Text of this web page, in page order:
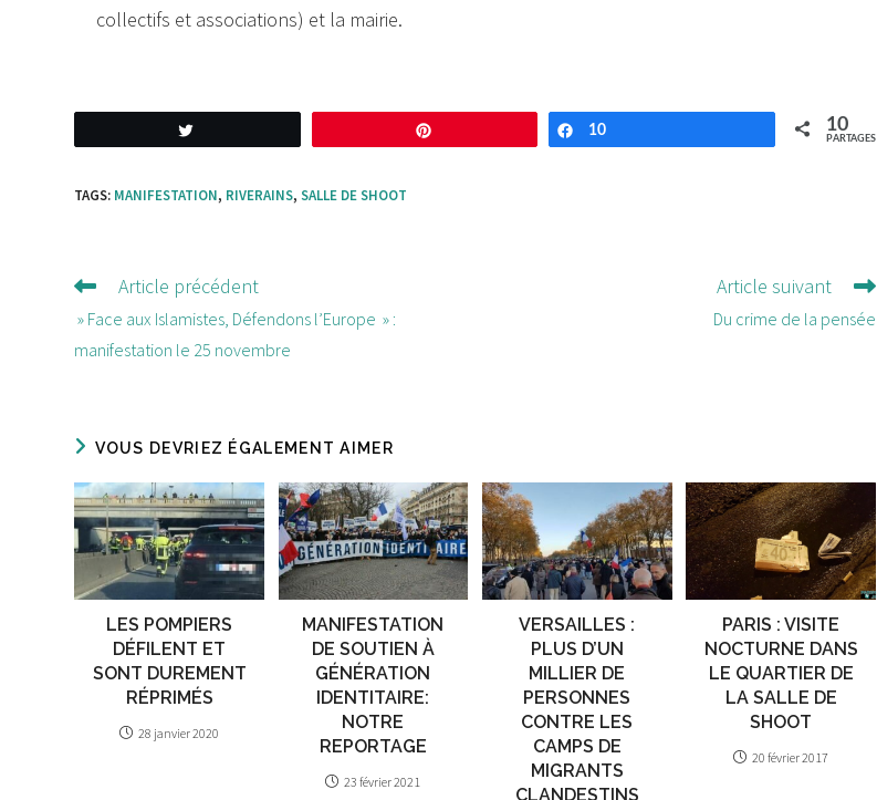
collectifs et associations) et la mairie.
Partagez
10 10
PARTAGES
TAGS: MANIFESTATION, RIVERAINS, SALLE DE SHOOT
Lire
d'autres
articles
Article précédent
» Face aux Islamistes, Défendons l’Europe » :
manifestation le 25 novembre
Article suivant
Du crime de la pensée
VOUS DEVRIEZ ÉGALEMENT AIMER
LES POMPIERS
DÉFILENT ET
SONT DUREMENT
RÉPRIMÉS
28 janvier 2020
MANIFESTATION
DE SOUTIEN À
GÉNÉRATION
IDENTITAIRE:
NOTRE
REPORTAGE
23 février 2021
VERSAILLES :
PLUS D’UN
MILLIER DE
PERSONNES
CONTRE LES
CAMPS DE
MIGRANTS
CLANDESTINS
PARIS : VISITE
NOCTURNE DANS
LE QUARTIER DE
LA SALLE DE
SHOOT
20 février 2017